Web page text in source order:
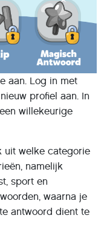
aan. Log in met
profiel aan. In
willekeurige
uit welke categorie
namelijk
sport en
waarna je
antwoord dient te